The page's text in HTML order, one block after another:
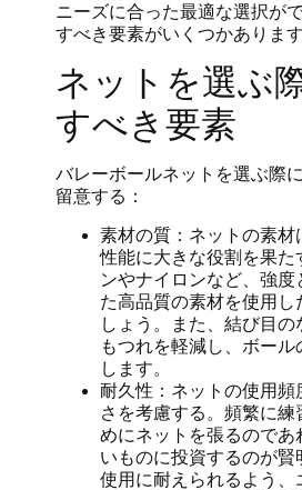
ニーズに合った最適な選択が
すべき要素がいくつかあります
ネットを選ぶ
すべき要素
バレーボールネットを選ぶ際
留意する：
素材の質：ネットの素材
性能に大きな役割を果た
ンやナイロンなど、強
た高品質の素材を使用し
しょう。また、結び目の
もつれを軽減し、ボール
します。
耐久性：ネットの使用頻
さを考慮する。頻繁に練
めにネットを張るのであ
いものに投資するのが賢
使用に耐えられるよう、